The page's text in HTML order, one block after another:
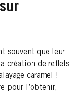
souvent que leur
création de reflets
caramel !
pour l’obtenir,